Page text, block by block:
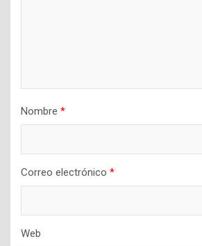
Nombre *
Correo electrónico *
Web